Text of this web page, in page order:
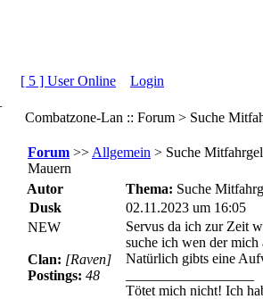
[ 5 ] User Online Login
Combatzone-Lan :: Forum > Suche
Forum >> Allgemein > Suche
Mauern
Autor
Thema: Suche
Dusk
02.11.2023 um 16:05
NEW
Clan: [Raven]
Postings: 48
Servus da ich zur Zeit
suche ich wen der
Natürlich gibts eine
Tötet mich nicht! Ich